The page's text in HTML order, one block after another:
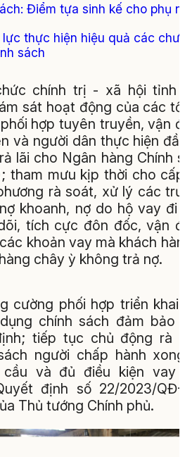
Điểm tựa sinh kế cho phụ
thực hiện hiệu quả các
sách
chính trị - xã hội tỉnh
sát hoạt động của các
hợp tuyên truyền, vận
và người dân thực hiện
lãi cho Ngân hàng Chính
tham mưu kịp thời cho
rà soát, xử lý các
khoanh, nợ do hộ vay đi
tích cực đôn đốc, vận
khoản vay mà khách
chây ỳ không trả nợ.
cường phối hợp triển khai
chính sách đảm bảo
tiếp tục chủ động rà
người chấp hành
và đủ điều kiện vay
định số 22/2023/QĐ-
Thủ tướng Chính phủ.